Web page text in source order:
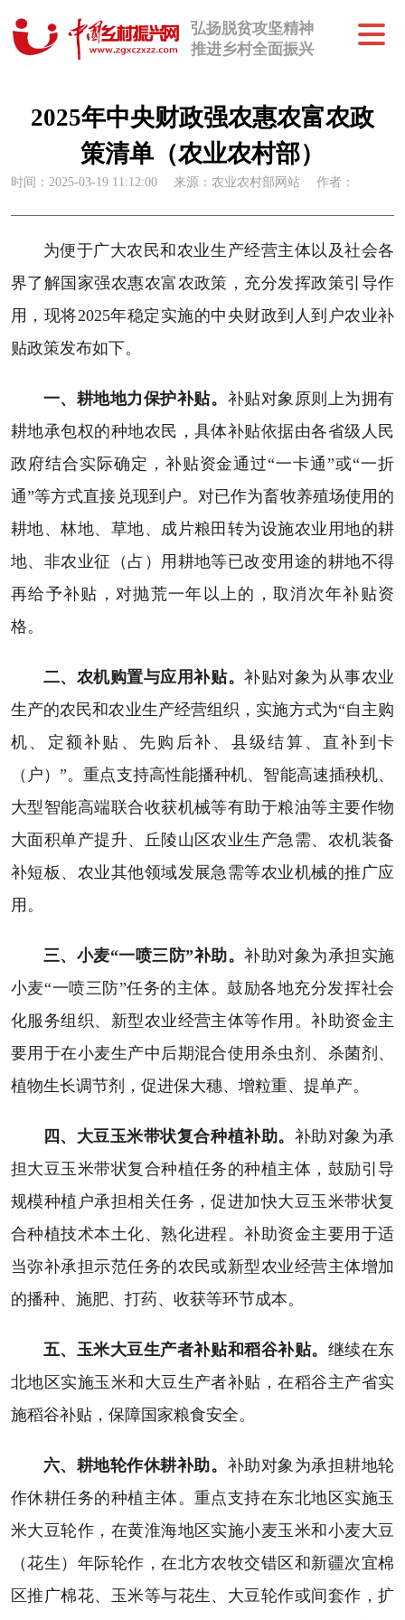
弘扬脱贫攻坚精神
推进乡村全面振兴
2025年中央财政强农惠农富农政
策清单（农业农村部）
时间：2025-03-19 11:12:00 来源：农业农村部网站 作者：
为便于广大农民和农业生产经营主体以及社会各
界了解国家强农惠农富农政策，充分发挥政策引导作
用，现将2025年稳定实施的中央财政到人到户农业补
贴政策发布如下。
一、耕地地力保护补贴。 补贴对象原则上为拥有
耕地承包权的种地农民，具体补贴依据由各省级人民
政府结合实际确定，补贴资金通过“一卡通”或“一折
通”等方式直接兑现到户。对已作为畜牧养殖场使用的
耕地、林地、草地、成片粮田转为设施农业用地的耕
地、非农业征（占）用耕地等已改变用途的耕地不得
再给予补贴，对抛荒一年以上的，取消次年补贴资
格。
二、农机购置与应用补贴。补贴对象为从事农业
生产的农民和农业生产经营组织，实施方式为“自主购
机、定额补贴、先购后补、县级结算、直补到卡
（户）”。重点支持高性能播种机、智能高速插秧机、
大型智能高端联合收获机械等有助于粮油等主要作物
大面积单产提升、丘陵山区农业生产急需、农机装备
补短板、农业其他领域发展急需等农业机械的推广应
用。
三、小麦“一喷三防”补助。补助对象为承担实施
小麦“一喷三防”任务的主体。鼓励各地充分发挥社会
化服务组织、新型农业经营主体等作用。补助资金主
要用于在小麦生产中后期混合使用杀虫剂、杀菌剂、
植物生长调节剂，促进保大穗、增粒重、提单产。
四、大豆玉米带状复合种植补助。 补助对象为承
担大豆玉米带状复合种植任务的种植主体，鼓励引导
规模种植户承担相关任务，促进加快大豆玉米带状复
合种植技术本土化、熟化进程。补助资金主要用于适
当弥补承担示范任务的农民或新型农业经营主体增加
的播种、施肥、打药、收获等环节成本。
五、玉米大豆生产者补贴和稻谷补贴。 继续在东
北地区实施玉米和大豆生产者补贴，在稻谷主产省实
施稻谷补贴，保障国家粮食安全。
六、耕地轮作休耕补助。 补助对象为承担耕地轮
作休耕任务的种植主体。重点支持在东北地区实施玉
米大豆轮作，在黄淮海地区实施小麦玉米和小麦大豆
（花生）年际轮作，在北方农牧交错区和新疆次宜棉
区推广棉花、玉米等与花生、大豆轮作或间套作，扩